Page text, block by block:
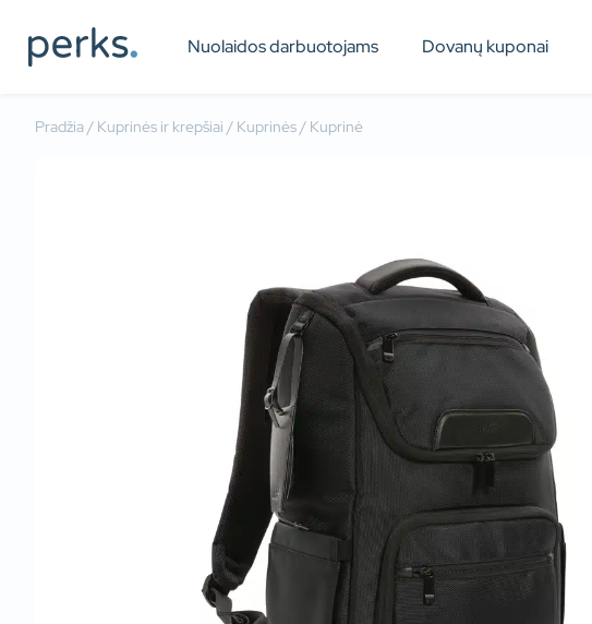
Nuolaidos darbuotojams Dovanų kuponai
Pradžia/ Kuprinės ir krepšiai / Kuprinės/ Kuprinė